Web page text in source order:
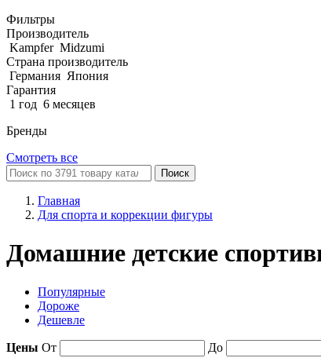
Фильтры
Производитель
Kampfer Midzumi
Страна производитель
Германия Япония
Гарантия
1 год 6 месяцев
Бренды
Смотреть все
Поиск
Главная
Для спорта и коррекции фигуры
Домашние детские
Популярные
Дороже
Дешевле
Цены От До